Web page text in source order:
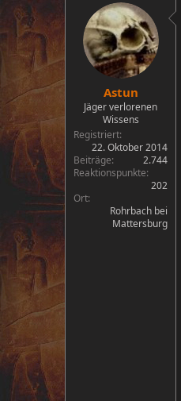
Astun
Jäger verlorenen
Wissens
Registriert
22. Oktober 2014
Beiträge
2.744
Reaktionspunkte
202
Ort
Rohrbach bei
Mattersburg